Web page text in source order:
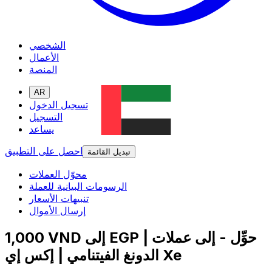
الشخصي
الأعمال
المنصة
AR
تسجيل الدخول
التسجيل
يساعد
احصل على التطبيق
تبديل القائمة
محوّل العملات
الرسومات البيانية للعملة
تنبيهات الأسعار
إرسال الأموال
1,000 VND إلى EGP | حوِّل - إلى عملات
الدونغ الفيتنامي | إكس إي Xe